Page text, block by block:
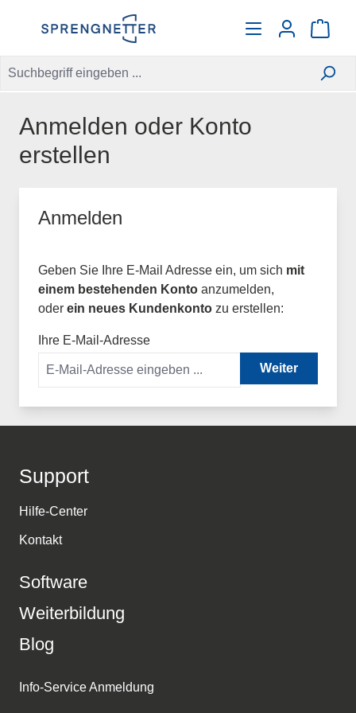
Anmelden oder Konto
erstellen
Anmelden
Geben Sie Ihre E-Mail Adresse ein, um sich mit
einem bestehenden Konto anzumelden,
oder ein neues Kundenkonto zu erstellen:
Ihre E-Mail-Adresse
Weiter
Support
Hilfe-Center
Kontakt
Software
Weiterbildung
Blog
Info-Service Anmeldung